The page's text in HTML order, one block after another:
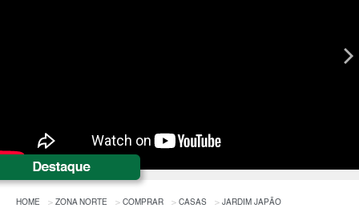
HOME ZONA NORTE COMPRAR CASAS JARDIM JAPÃO